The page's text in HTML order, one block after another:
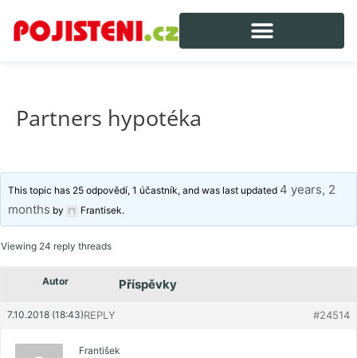
Partners hypotéka
This topic has 25 odpovědí, 1 účastník, and was last updated 4 years, 2
months by Frantisek.
Viewing 24 reply threads
Autor Příspěvky
7.10.2018 (18:43) #24514
REPLY
František